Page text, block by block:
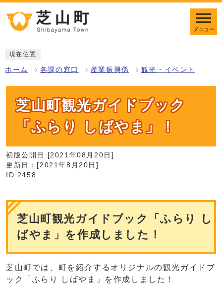
メニュー
現在位置
ホーム 各課の窓口 産業振興係 観光・イベント
芝山町観光ガイドブック
「ふらり しばやま」！
初版公開日:[2021年08月20日]
更新日：[2021年8月20日]
ID:2458
芝山町観光ガイドブック「ふらり し
ばやま」を作成しました！
芝山町では、町を紹介するオリジナルの観光ガイドブ
ック「ふらり しばやま」を作成しました！